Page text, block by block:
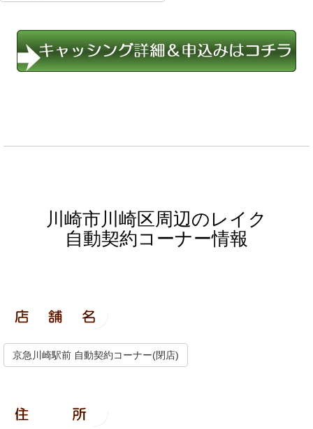
川崎市川崎区周辺のレイク
自動契約コーナー情報
京急川崎駅前 自動契約コーナー(閉店)